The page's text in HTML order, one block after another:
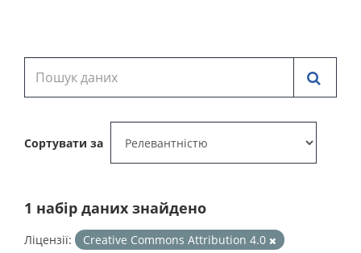
Сортувати за
1 набір даних знайдено
Ліцензії:
Creative Commons Attribution 4.0